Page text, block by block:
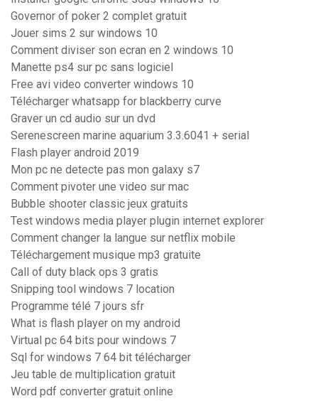
Governor of poker 2 complet gratuit
Jouer sims 2 sur windows 10
Comment diviser son ecran en 2 windows 10
Manette ps4 sur pc sans logiciel
Free avi video converter windows 10
Télécharger whatsapp for blackberry curve
Graver un cd audio sur un dvd
Serenescreen marine aquarium 3.3.6041 + serial
Flash player android 2019
Mon pc ne detecte pas mon galaxy s7
Comment pivoter une video sur mac
Bubble shooter classic jeux gratuits
Test windows media player plugin internet explorer
Comment changer la langue sur netflix mobile
Téléchargement musique mp3 gratuite
Call of duty black ops 3 gratis
Snipping tool windows 7 location
Programme télé 7 jours sfr
What is flash player on my android
Virtual pc 64 bits pour windows 7
Sql for windows 7 64 bit télécharger
Jeu table de multiplication gratuit
Word pdf converter gratuit online